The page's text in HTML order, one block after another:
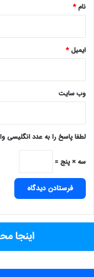
نام*
ایمیل*
وب‌ سایت
لطفا پاسخ را به عدد انگلیسی
سه × پنج =